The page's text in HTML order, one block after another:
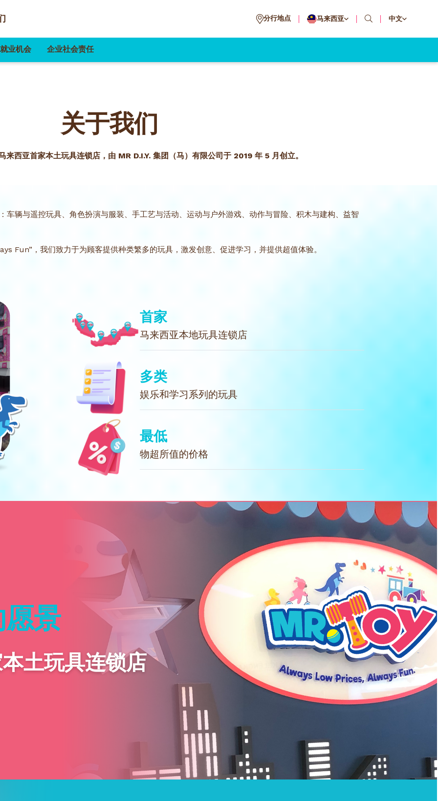
分行地点 马来西亚 中文
就业机会 企业社会责任
关于我们
西亚首家本土玩具连锁店，由 MR D.I.Y. 集团（马）有限公司于 2019 年 5 月创立。
车辆与遥控玩具、角色扮演与服装、手工艺与活动、运动与户外游戏、动作与冒险、积木与建构、益智
Fun”，我们致力于为顾客提供种类繁多的玩具，激发创意、促进学习，并提供超值体验。
首家
马来西亚本地玩具连锁店
多类
娱乐和学习系列的玩具
最低
物超所值的价格
景
土玩具连锁店